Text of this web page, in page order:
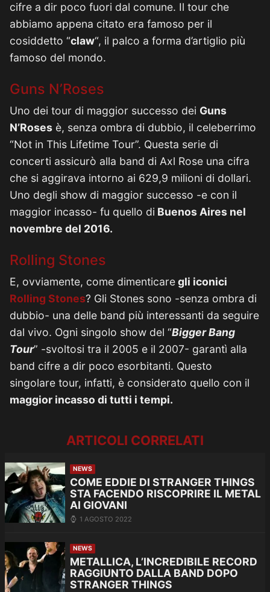
cifre a dir poco fuori dal comune. Il tour che
abbiamo appena citato era famoso per il
cosiddetto “claw“, il palco a forma d’artiglio più
famoso del mondo.
Guns N’Roses
Uno dei tour di maggior successo dei Guns
N’Roses è, senza ombra di dubbio, il celeberrimo
“Not in This Lifetime Tour”. Questa serie di
concerti assicurò alla band di Axl Rose una cifra
che si aggirava intorno ai 629,9 milioni di dollari.
Uno degli show di maggior successo -e con il
maggior incasso- fu quello di Buenos Aires nel
novembre del 2016.
Rolling Stones
E, ovviamente, come dimenticaregli iconici
Rolling Stones? Gli Stones sono -senza ombra di
dubbio- una delle band più interessanti da seguire
dal vivo. Ogni singolo show del “Bigger Bang
Tour” -svoltosi tra il 2005 e il 2007- garantì alla
band cifre a dir poco esorbitanti. Questo
singolare tour, infatti, è considerato quello con il
maggior incasso di tutti i tempi.
ARTICOLI CORRELATI
NEWS
COME EDDIE DI STRANGER THINGS
STA FACENDO RISCOPRIRE IL METAL
AI GIOVANI
1 AGOSTO 2022
NEWS
METALLICA, L’INCREDIBILE RECORD
RAGGIUNTO DALLA BAND DOPO
STRANGER THINGS